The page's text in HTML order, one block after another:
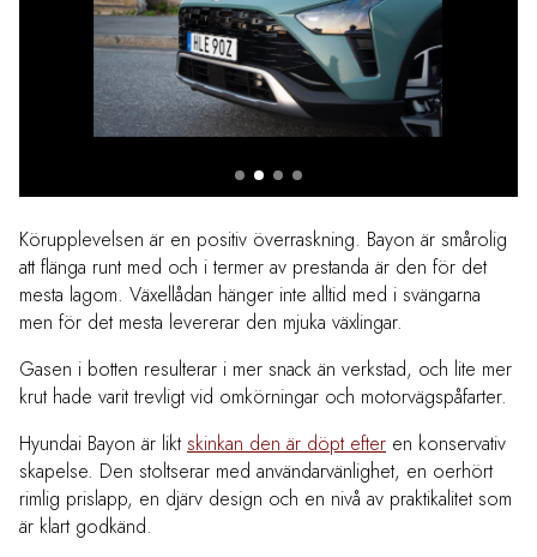
Körupplevelsen är en positiv överraskning. Bayon är smårolig
att flänga runt med och i termer av prestanda är den för det
mesta lagom. Växellådan hänger inte alltid med i svängarna
men för det mesta levererar den mjuka växlingar.
Gasen i botten resulterar i mer snack än verkstad, och lite mer
krut hade varit trevligt vid omkörningar och motorvägspåfarter.
Hyundai Bayon är likt skinkan den är döpt efter en konservativ
skapelse. Den stoltserar med användarvänlighet, en oerhört
rimlig prislapp, en djärv design och en nivå av praktikalitet som
är klart godkänd.